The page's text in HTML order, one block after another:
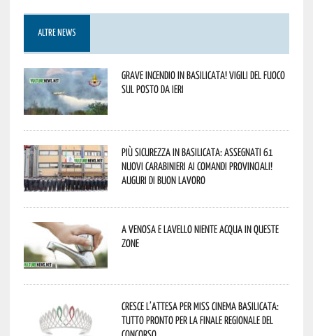
ALTRE NEWS
Grave incendio in Basilicata! Vigili del fuoco
sul posto da ieri
Più sicurezza in Basilicata: assegnati 61
nuovi Carabinieri ai Comandi provinciali!
Auguri di buon lavoro
A Venosa e Lavello niente acqua in queste
zone
Cresce l’attesa per Miss Cinema Basilicata:
tutto pronto per la finale regionale del